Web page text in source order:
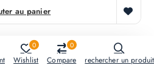
au panier
0
Wishlist
0
Compare rechercher un produit